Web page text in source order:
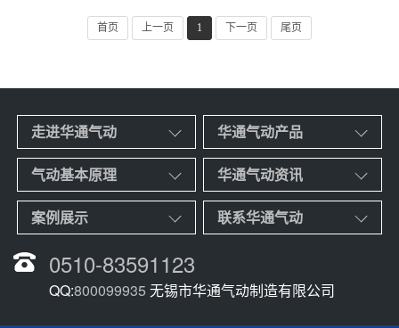
首页 上一页 1 下一页 尾页
走进华通气动 华通气动产品
气动基本原理 华通气动资讯
案例展示 联系华通气动
0510-83591123
QQ:800099935 无锡市华通气动制造有限公司